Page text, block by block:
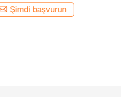
Şimdi başvurun